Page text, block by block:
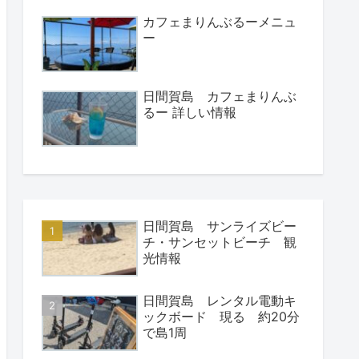
カフェまりんぶるーメニュ
ー
日間賀島 カフェまりんぶ
るー 詳しい情報
日間賀島 サンライズビー
チ・サンセットビーチ 観
光情報
日間賀島 レンタル電動キ
ックボード 現る 約20分
で島1周